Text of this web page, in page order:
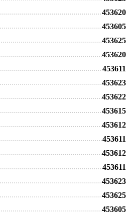
453620
453605
453625
453620
453611
453623
453622
453615
453612
453611
453612
453611
453623
453625
453605